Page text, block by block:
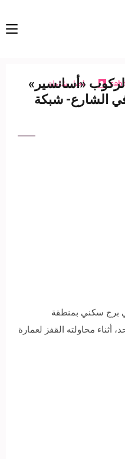
اخبار شاملة
«أسانسير»
الشارع- شبكة
برج سكني بمنطقة
أثناء محاولته القفز لعمارة